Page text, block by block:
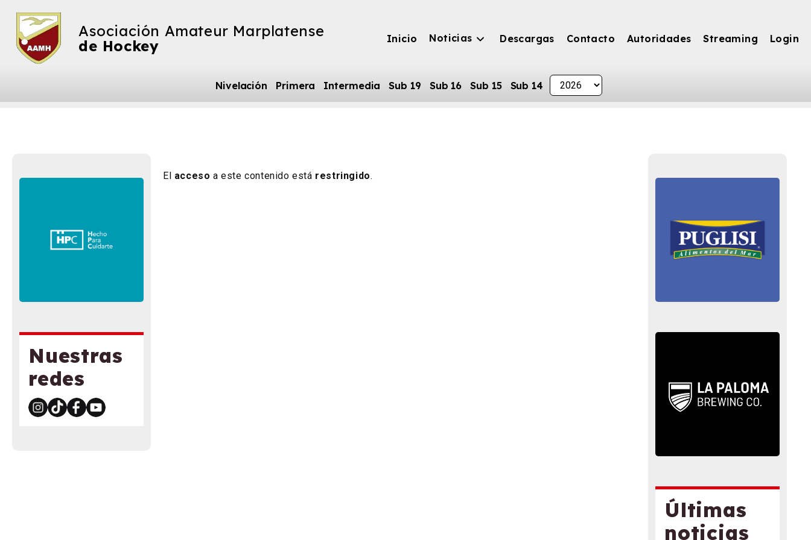
Asociación Amateur Marplatense
de Hockey
Inicio Noticias Descargas Contacto Autoridades Streaming Login
Nivelación Primera Intermedia Sub 19 Sub 16 Sub 15 Sub 14
Nuestras
redes
El acceso a este contenido está restringido.
Últimas
noticias